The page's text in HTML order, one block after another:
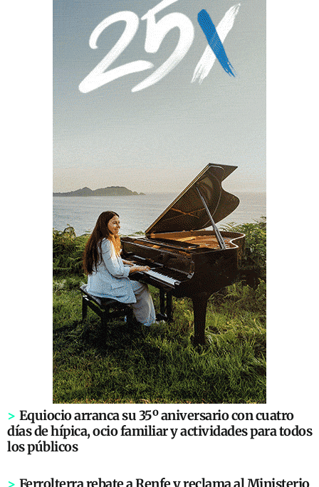
> Equiocio arranca su 35º aniversario con cuatro
días de hípica, ocio familiar y actividades para todos
los públicos